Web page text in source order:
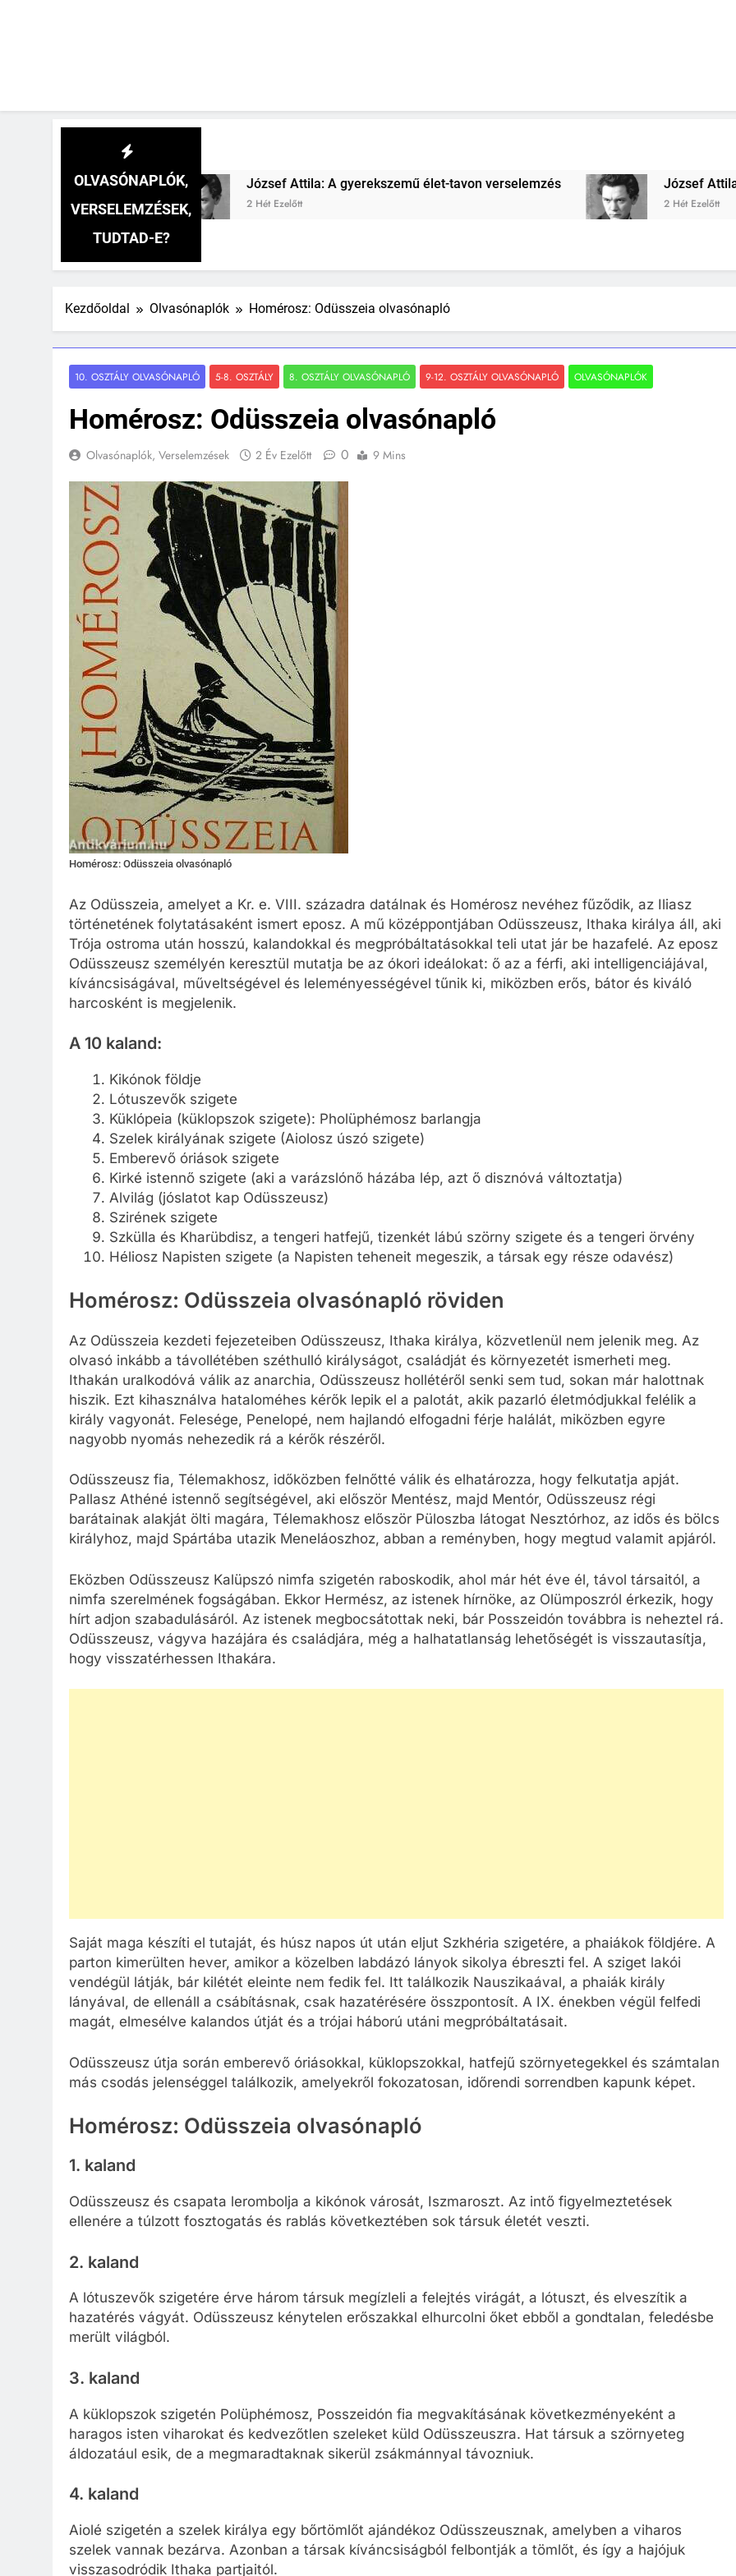
OLVASÓNAPLÓK,
VERSELEMZÉSEK,
TUDTAD-E?
József Attila: A gyerekszemű élet-tavon verselemzés
2 Hét Ezelőtt
József Attila: A gondolkodó
2 Hét Ezelőtt
Kezdőoldal Olvasónaplók Homérosz: Odüsszeia olvasónapló
10. OSZTÁLY OLVASÓNAPLÓ 5-8. OSZTÁLY 8. OSZTÁLY OLVASÓNAPLÓ 9-12. OSZTÁLY OLVASÓNAPLÓ OLVASÓNAPLÓK
Homérosz: Odüsszeia olvasónapló
Olvasónaplók, Verselemzések 2 Év Ezelőtt 0 9 Mins
Homérosz: Odüsszeia olvasónapló
Az Odüsszeia, amelyet a Kr. e. VIII. századra datálnak és Homérosz nevéhez fűződik, az Iliasz
történetének folytatásaként ismert eposz. A mű középpontjában Odüsszeusz, Ithaka királya áll, aki
Trója ostroma után hosszú, kalandokkal és megpróbáltatásokkal teli utat jár be hazafelé. Az eposz
Odüsszeusz személyén keresztül mutatja be az ókori ideálokat: ő az a férfi, aki intelligenciájával,
kíváncsiságával, műveltségével és leleményességével tűnik ki, miközben erős, bátor és kiváló
harcosként is megjelenik.
A 10 kaland:
Kikónok földje
Lótuszevők szigete
Küklópeia (küklopszok szigete): Pholüphémosz barlangja
Szelek királyának szigete (Aiolosz úszó szigete)
Emberevő óriások szigete
Kirké istennő szigete (aki a varázslónő házába lép, azt ő disznóvá változtatja)
Alvilág (jóslatot kap Odüsszeusz)
Szirének szigete
Szkülla és Kharübdisz, a tengeri hatfejű, tizenkét lábú szörny szigete és a tengeri örvény
Héliosz Napisten szigete (a Napisten teheneit megeszik, a társak egy része odavész)
Homérosz: Odüsszeia olvasónapló röviden
Az Odüsszeia kezdeti fejezeteiben Odüsszeusz, Ithaka királya, közvetlenül nem jelenik meg. Az
olvasó inkább a távollétében széthulló királyságot, családját és környezetét ismerheti meg.
Ithakán uralkodóvá válik az anarchia, Odüsszeusz hollétéről senki sem tud, sokan már halottnak
hiszik. Ezt kihasználva hataloméhes kérők lepik el a palotát, akik pazarló életmódjukkal felélik a
király vagyonát. Felesége, Penelopé, nem hajlandó elfogadni férje halálát, miközben egyre
nagyobb nyomás nehezedik rá a kérők részéről.
Odüsszeusz fia, Télemakhosz, időközben felnőtté válik és elhatározza, hogy felkutatja apját.
Pallasz Athéné istennő segítségével, aki először Mentész, majd Mentór, Odüsszeusz régi
barátainak alakját ölti magára, Télemakhosz először Püloszba látogat Nesztórhoz, az idős és bölcs
királyhoz, majd Spártába utazik Meneláoszhoz, abban a reményben, hogy megtud valamit apjáról.
Eközben Odüsszeusz Kalüpszó nimfa szigetén raboskodik, ahol már hét éve él, távol társaitól, a
nimfa szerelmének fogságában. Ekkor Hermész, az istenek hírnöke, az Olümposzról érkezik, hogy
hírt adjon szabadulásáról. Az istenek megbocsátottak neki, bár Posszeidón továbbra is neheztel rá.
Odüsszeusz, vágyva hazájára és családjára, még a halhatatlanság lehetőségét is visszautasítja,
hogy visszatérhessen Ithakára.
Saját maga készíti el tutaját, és húsz napos út után eljut Szkhéria szigetére, a phaiákok földjére. A
parton kimerülten hever, amikor a közelben labdázó lányok sikolya ébreszti fel. A sziget lakói
vendégül látják, bár kilétét eleinte nem fedik fel. Itt találkozik Nauszikaával, a phaiák király
lányával, de ellenáll a csábításnak, csak hazatérésére összpontosít. A IX. énekben végül felfedi
magát, elmesélve kalandos útját és a trójai háború utáni megpróbáltatásait.
Odüsszeusz útja során emberevő óriásokkal, küklopszokkal, hatfejű szörnyetegekkel és számtalan
más csodás jelenséggel találkozik, amelyekről fokozatosan, időrendi sorrendben kapunk képet.
Homérosz: Odüsszeia olvasónapló
1. kaland
Odüsszeusz és csapata lerombolja a kikónok városát, Iszmaroszt. Az intő figyelmeztetések
ellenére a túlzott fosztogatás és rablás következtében sok társuk életét veszti.
2. kaland
A lótuszevők szigetére érve három társuk megízleli a felejtés virágát, a lótuszt, és elveszítik a
hazatérés vágyát. Odüsszeusz kénytelen erőszakkal elhurcolni őket ebből a gondtalan, feledésbe
merült világból.
3. kaland
A küklopszok szigetén Polüphémosz, Posszeidón fia megvakításának következményeként a
haragos isten viharokat és kedvezőtlen szeleket küld Odüsszeuszra. Hat társuk a szörnyeteg
áldozatául esik, de a megmaradtaknak sikerül zsákmánnyal távozniuk.
4. kaland
Aiolé szigetén a szelek királya egy bőrtömlőt ajándékoz Odüsszeusznak, amelyben a viharos
szelek vannak bezárva. Azonban a társak kíváncsiságból felbontják a tömlőt, és így a hajójuk
visszasodródik Ithaka partjaitól.